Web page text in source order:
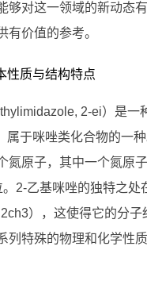
够对这一领域的新动态有
有价值的参考。
性质与结构特点
2-ei）是一
属于咪唑类化合物的一
氮原子，其中一个氮原
2-乙基咪唑的独特之处
），这使得它的分子
列特殊的物理和化学性质